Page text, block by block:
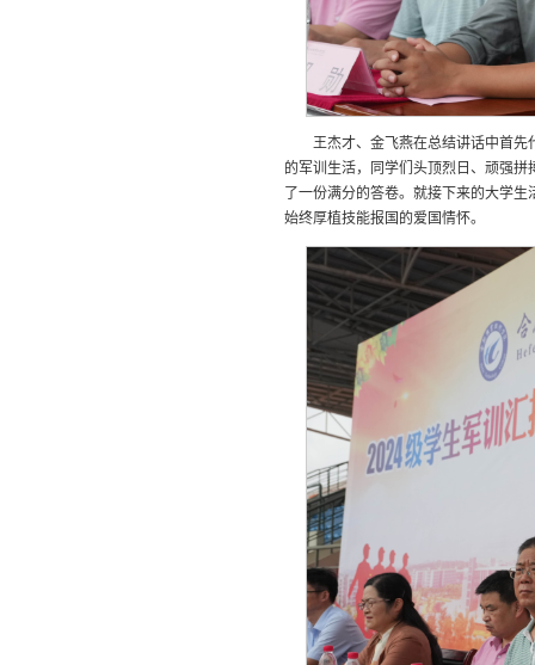
王杰才、金飞燕在总结讲话中首
的军训生活，同学们头顶烈日、顽强
了一份满分的答卷。就接下来的大学
始终厚植技能报国的爱国情怀。